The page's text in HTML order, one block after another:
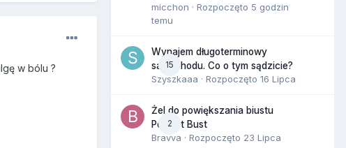
w bólu ?
micchon · Rozpoczęto 5 godzin
temu
15
Wynajem długoterminowy
samochodu. Co o tym sądzicie?
Szyszkaaa · Rozpoczęto 16 Lipca
2
Żel do powiększania biustu
Perfect Bust
Bravva · Rozpoczęto 23 Lipca